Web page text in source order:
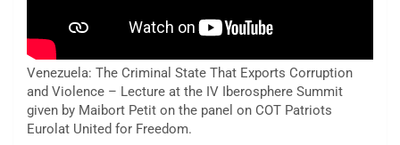
Venezuela: The Criminal State That Exports Corruption
and Violence – Lecture at the IV Iberosphere Summit
given by Maibort Petit on the panel on COT Patriots
Eurolat United for Freedom.